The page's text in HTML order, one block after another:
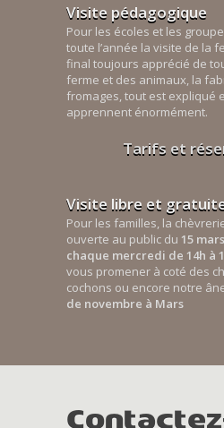
Visite pédagogique
Pour les écoles et les
toute l’année la visite de la
final toujours apprécié de
ferme et des animaux, la
fromages, tout est expliqué
apprennent énormément.
Tarifs et
Visite libre et
Pour les familles, la
ouverte au public du 15
chaque mercredi de 14h à
vous promener à coté des
cochons ou encore notre
de novembre à Mars